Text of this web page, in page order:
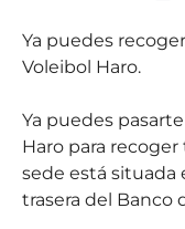
Ya puedes
Voleibol Haro.
Ya puedes
Haro para
sede está situada
trasera del Banco